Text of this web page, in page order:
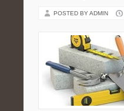
POSTED BY ADMIN